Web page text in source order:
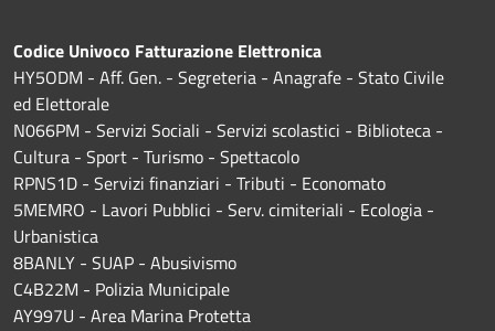
Codice Univoco Fatturazione Elettronica
HY5ODM - Aff. Gen. - Segreteria - Anagrafe - Stato Civile
ed Elettorale
N066PM - Servizi Sociali - Servizi scolastici - Biblioteca -
Cultura - Sport - Turismo - Spettacolo
RPNS1D - Servizi finanziari - Tributi - Economato
5MEMRO - Lavori Pubblici - Serv. cimiteriali - Ecologia -
Urbanistica
8BANLY - SUAP - Abusivismo
C4B22M - Polizia Municipale
AY997U - Area Marina Protetta